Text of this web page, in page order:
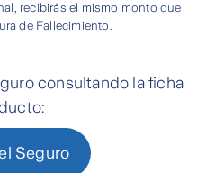
recibirás el mismo monto que
de Fallecimiento.
consultando la ficha
Seguro